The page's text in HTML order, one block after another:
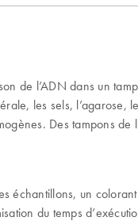
de l’ADN dans un
les sels,
Des tampons
échantillons, un
du temps